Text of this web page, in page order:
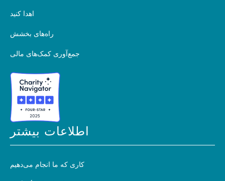
اهدا کنید
راه‌های بخشش
جمع‌آوری کمک‌های مالی
اطلاعات بیشتر
کاری که ما انجام می‌دهیم